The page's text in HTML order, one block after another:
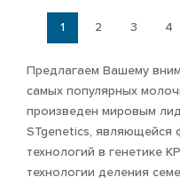
1 2 3 4
Предлагаем Вашему
самых популярных
произведен мировым
STgenetics, являющейся
технологий в генетике
технологии деления